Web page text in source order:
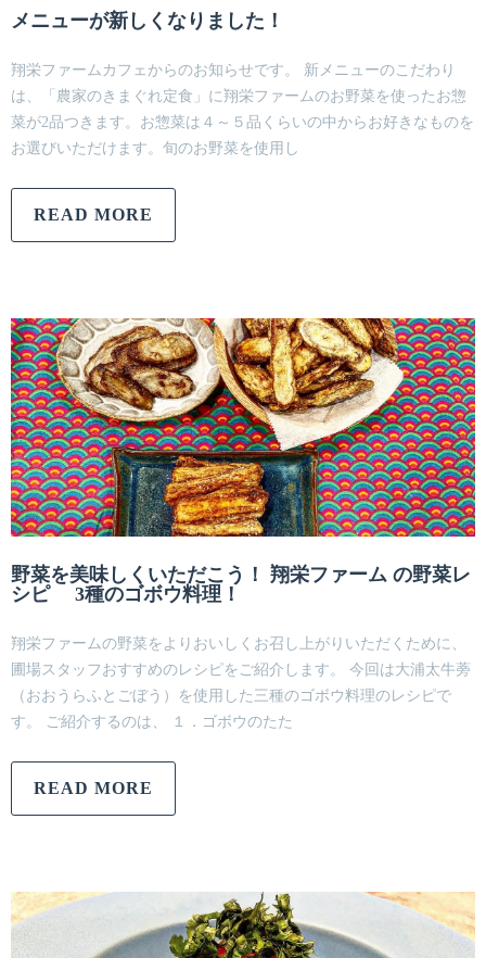
メニューが新しくなりました！
翔栄ファームカフェからのお知らせです。 新メニューのこだわり
は、「農家のきまぐれ定食」に翔栄ファームのお野菜を使ったお惣
菜が2品つきます。お惣菜は４～５品くらいの中からお好きなものを
お選びいただけます。旬のお野菜を使用し
READ MORE
野菜を美味しくいただこう！ 翔栄ファーム の野菜レ
シピ 3種のゴボウ料理！
翔栄ファームの野菜をよりおいしくお召し上がりいただくために、
圃場スタッフおすすめのレシピをご紹介します。 今回は大浦太牛蒡
（おおうらふとごぼう）を使用した三種のゴボウ料理のレシピで
す。 ご紹介するのは、 １．ゴボウのたた
READ MORE